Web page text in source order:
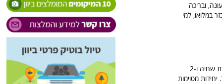
ובריכה
במלואו, למי
מתחם וילות מפרץ גאיו בקורפו ממוקמות במפרץ גוביה (Gouvia Bay), מוקף בעצי דקל וזית, וכולל בריכת שחיה ו-2
מסוימות